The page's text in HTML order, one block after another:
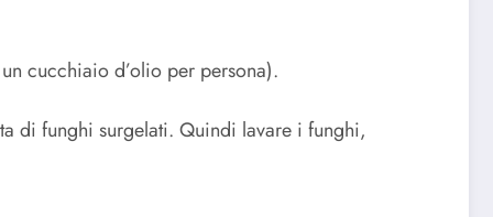
cucchiaio d’olio per persona).
di funghi surgelati. Quindi lavare i funghi,